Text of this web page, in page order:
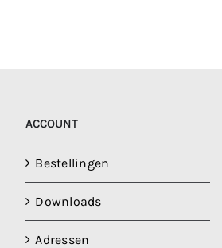
ACCOUNT
Bestellingen
Downloads
Adressen